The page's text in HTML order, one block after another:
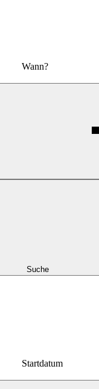
Wann?
Suche
Startdatum